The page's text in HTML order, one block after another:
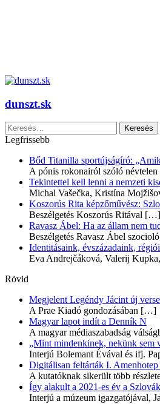
dunszt.sk
Keresés:
Legfrissebb
Bőd Titanilla sportújságíró:
A pónis rokonairól szóló névtelen
Tekintettel kell lenni a nemzeti
Michal Vašečka, Kristína
Koszorús Rita képzőművész:
Beszélgetés Koszorús Ritával […]
Ravasz Ábel: Ha az állam nem
Beszélgetés Ravasz Ábel
Identitásaink, évszázadaink,
Eva Andrejčáková, Valerij
Rövid
Megjelent Legéndy Jácint új
A Prae Kiadó gondozásában […]
Magyar lapot indít a Denník N
A magyar médiaszabadság
„Mint mindenkinek, nekünk sem
Interjú Bolemant Évával és ifj.
Digitálisan feltárták I.
A kutatóknak sikerült több
Így alakult a 2021-es év a
Interjú a múzeum igazgatójával,